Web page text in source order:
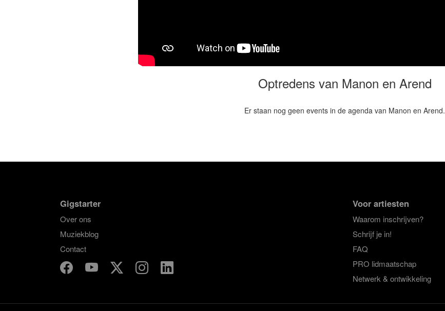
Optredens van Manon en Arend
Er staan nog geen events in de agenda van Manon en Arend.
Voor artiesten
Waarom inschrijven?
Schrijf je in!
FAQ
PRO lidmaatschap
Netwerk & ontwikkeling
Gigstarter
Over ons
Muziekblog
Contact